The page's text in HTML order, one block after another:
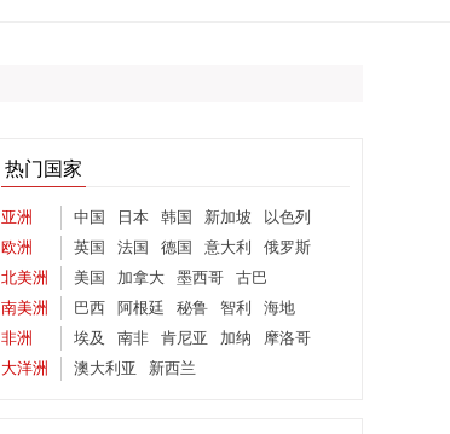
热门国家
亚洲 中国 日本 韩国 新加坡
以色列
欧洲
英国 法国 德国 意大利
俄罗斯
北美洲
美国 加拿大 墨西哥
古巴
南美洲
巴西 阿根廷 秘鲁 智利
海地
非洲
埃及 南非 肯尼亚 加纳
摩洛哥
大洋洲
澳大利亚 新西兰